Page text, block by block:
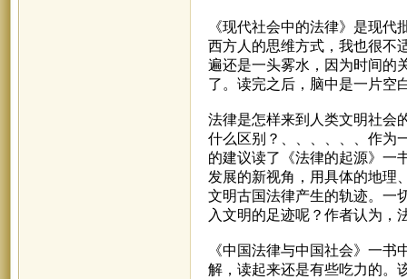
《现代社会中的法律》是现
西方人的思维方式，我也很不
遍还是一头雾水，因为时间的
了。读完之后，脑中是一片空
法律是怎样来到人类文明社会
什么区别？、、、、、、作为
的建议读了《法律的起源》一
发展的新视角，用具体的地理
文明古国法律产生的轨迹。一
入文明的足迹呢？作者认为，
《中国法律与中国社会》一
解，读起来还是有些吃力的。